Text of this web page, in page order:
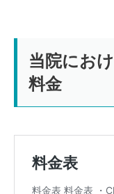
当院にお
料金